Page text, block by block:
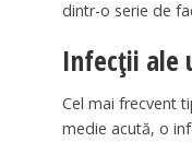
dintr-o serie de
Infecții ale
Cel mai frecvent
medie acută, o